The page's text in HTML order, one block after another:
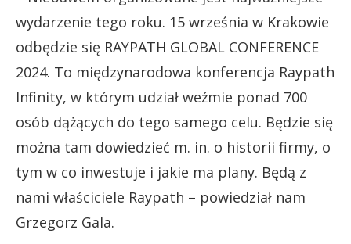
wydarzenie tego roku. 15 września w Krakowie
odbędzie się RAYPATH GLOBAL CONFERENCE
2024. To międzynarodowa konferencja Raypath
Infinity, w którym udział weźmie ponad 700
osób dążących do tego samego celu. Będzie się
można tam dowiedzieć m. in. o historii firmy, o
tym w co inwestuje i jakie ma plany. Będą z
nami właściciele Raypath – powiedział nam
Grzegorz Gala.